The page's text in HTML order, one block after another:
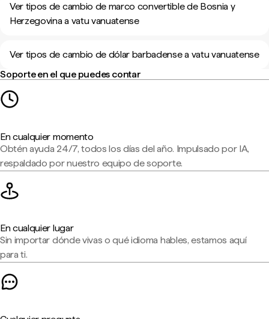
Ver tipos de cambio de marco convertible de Bosnia y
Herzegovina a vatu vanuatense
Ver tipos de cambio de dólar barbadense a vatu vanuatense
Soporte en el que puedes contar
En cualquier momento
Obtén ayuda 24/7, todos los días del año. Impulsado por IA,
respaldado por nuestro equipo de soporte.
En cualquier lugar
Sin importar dónde vivas o qué idioma hables, estamos aquí
para ti.